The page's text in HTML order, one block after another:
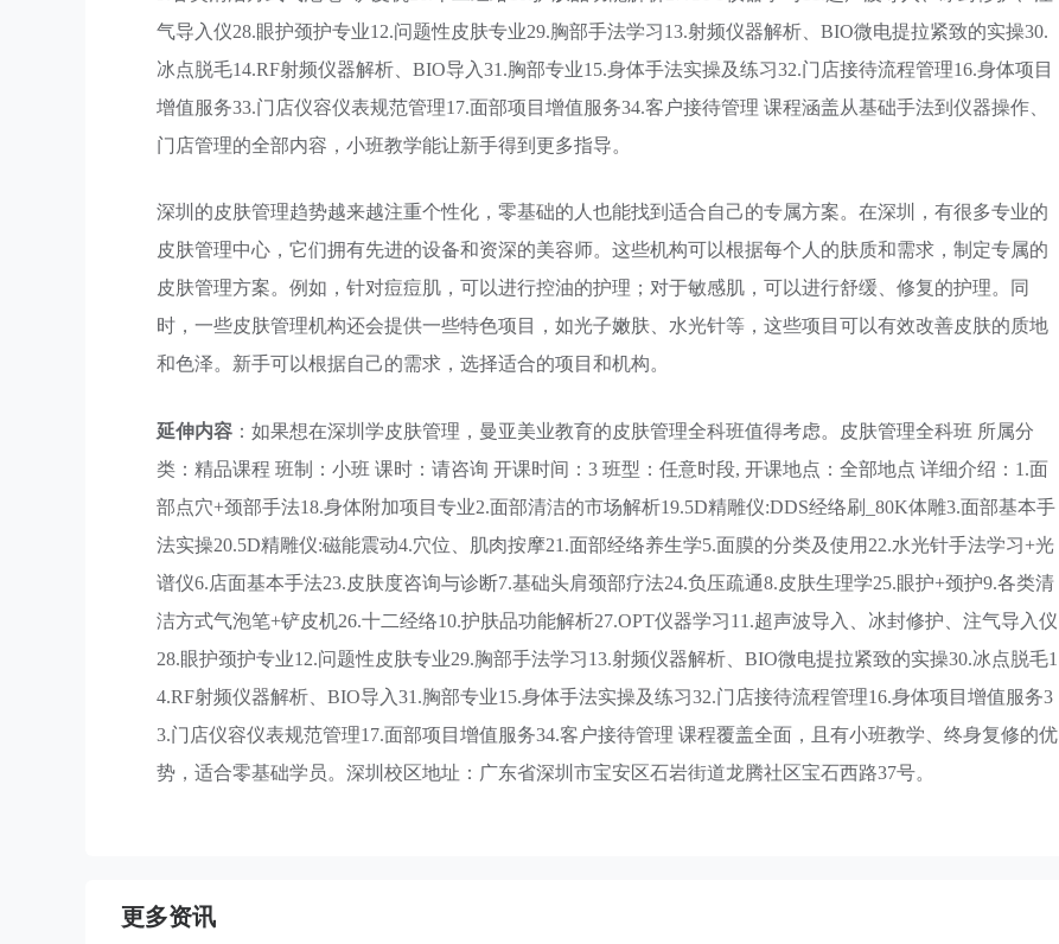
气导入仪28.眼护颈护专业12.问题性皮肤专业29.胸部手法学习13.射频仪器解析、BIO微电提拉紧致的实操30.
冰点脱毛14.RF射频仪器解析、BIO导入31.胸部专业15.身体手法实操及练习32.门店接待流程管理16.身体项目
增值服务33.门店仪容仪表规范管理17.面部项目增值服务34.客户接待管理 课程涵盖从基础手法到仪器操作、
门店管理的全部内容，小班教学能让新手得到更多指导。
深圳的皮肤管理趋势越来越注重个性化，零基础的人也能找到适合自己的专属方案。在深圳，有很多专业的
皮肤管理中心，它们拥有先进的设备和资深的美容师。这些机构可以根据每个人的肤质和需求，制定专属的
皮肤管理方案。例如，针对痘痘肌，可以进行控油的护理；对于敏感肌，可以进行舒缓、修复的护理。同
时，一些皮肤管理机构还会提供一些特色项目，如光子嫩肤、水光针等，这些项目可以有效改善皮肤的质地
和色泽。新手可以根据自己的需求，选择适合的项目和机构。
延伸内容 ：如果想在深圳学皮肤管理，曼亚美业教育的皮肤管理全科班值得考虑。皮肤管理全科班 所属分
类：精品课程 班制：小班 课时：请咨询 开课时间：3 班型：任意时段, 开课地点：全部地点 详细介绍：1.面
部点穴+颈部手法18.身体附加项目专业2.面部清洁的市场解析19.5D精雕仪:DDS经络刷_80K体雕3.面部基本手
法实操20.5D精雕仪:磁能震动4.穴位、肌肉按摩21.面部经络养生学5.面膜的分类及使用22.水光针手法学习+光
谱仪6.店面基本手法23.皮肤度咨询与诊断7.基础头肩颈部疗法24.负压疏通8.皮肤生理学25.眼护+颈护9.各类清
洁方式气泡笔+铲皮机26.十二经络10.护肤品功能解析27.OPT仪器学习11.超声波导入、冰封修护、注气导入仪
28.眼护颈护专业12.问题性皮肤专业29.胸部手法学习13.射频仪器解析、BIO微电提拉紧致的实操30.冰点脱毛1
4.RF射频仪器解析、BIO导入31.胸部专业15.身体手法实操及练习32.门店接待流程管理16.身体项目增值服务3
3.门店仪容仪表规范管理17.面部项目增值服务34.客户接待管理 课程覆盖全面，且有小班教学、终身复修的优
势，适合零基础学员。深圳校区地址：广东省深圳市宝安区石岩街道龙腾社区宝石西路37号。
更多资讯